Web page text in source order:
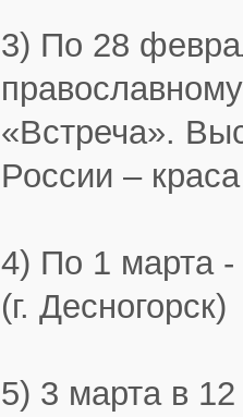
3) По 28
«Встреча».
России –
4) По 1 марта
(г. Десногорск)
5) 3 марта в